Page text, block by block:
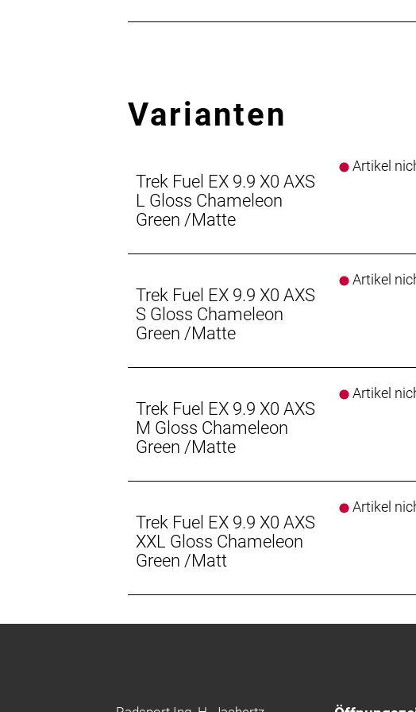
Frisches Rahmendesign
Der neue Rahmen des Fuel bietet
Active Braking Pivot
Active Braking Pivot erlaubt unseren
Beschleunigungs- und Bremskräfte reagiert.
Geschlecht: Uni
Rahmen: OCLV Mountain Carbon,
Leitungsverlegung, austauschbarer
Protektor, BSA 73, ISCG 05, ABP, UDH,
Rahmenmaterial: Carbon
Gangschaltung: SRAM X0 Eagle AXS, T-Type
Schalthebel: SRAM AXS POD // SRAM AXS
Hinterradbremse: SRAM Maven Silver
Scheibenbremse
Max. Bremsscheibendu
Varianten
Trek Fuel EX 9.9 X0 AXS
L Gloss Chameleon
Green /Matte
Artikel
Trek Fuel EX 9.9 X0 AXS
S Gloss Chameleon
Green /Matte
Artikel
Trek Fuel EX 9.9 X0 AXS
M Gloss Chameleon
Green /Matte
Artikel
Trek Fuel EX 9.9 X0 AXS
XXL Gloss Chameleon
Green /Matt
Artikel